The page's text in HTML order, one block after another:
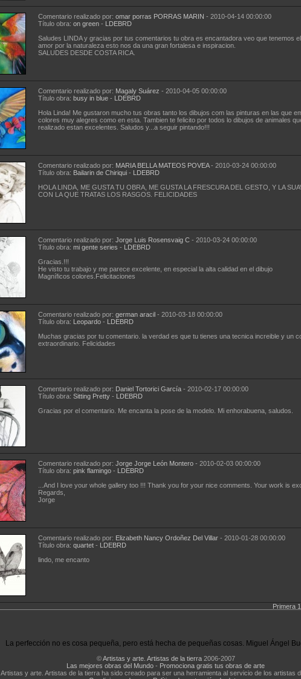
Comentario realizado por: omar porras PORRAS MARIN - 2010-04-14 00:00:00
Título obra: on green- LDEBRD
Saludes LINDA y gracias por tus comentarios tu obra es encantadora veo que tenemos
amor por la naturaleza esto nos da una gran fortalesa e inspiracion.
SALUDES DESDE COSTA RICA.
Comentario realizado por: Magaly Suárez - 2010-04-05 00:00:00
Título obra: busy in blue- LDEBRD
Hola Linda! Me gustaron mucho tus obras tanto los dibujos com las pinturas en las que
colores muy alegres como en esta. Tambien te felicito por todos lo dibujos de animales
realizado estan excelentes. Saludos y...a seguir pintando!!!
Comentario realizado por: MARIA BELLA MATEOS POVEA- 2010-03-24 00:00:00
Título obra: Bailarin de Chiriqui- LDEBRD
HOLA LINDA, ME GUSTA TU OBRA, ME GUSTA LA FRESCURA DEL GESTO, Y LA
CON LA QUE TRATAS LOS RASGOS. FELICIDADES
Comentario realizado por: Jorge Luis Rosensvaig C- 2010-03-24 00:00:00
Título obra: mi gente series - LDEBRD
Gracias.!!!
He visto tu trabajo y me parece excelente, en especial la alta calidad en el dibujo
Magníficos colores.Felicitaciones
Comentario realizado por: german aracil- 2010-03-18 00:00:00
Título obra: Leopardo- LDEBRD
Muchas gracias por tu comentario. la verdad es que tu tienes una tecnica increible y un
extraordinario. Felicidades
Comentario realizado por: Daniel Tortorici García- 2010-02-17 00:00:00
Título obra: Sitting Pretty- LDEBRD
Gracias por el comentario. Me encanta la pose de la modelo. Mi enhorabuena, saludos.
Comentario realizado por: Jorge Jorge León Montero- 2010-02-03 00:00:00
Título obra: pink flamingo- LDEBRD
...And I love your whole gallery too !!! Thank you for your nice comments. Your work is
Regards,
Jorge
Comentario realizado por: Elizabeth Nancy Ordoñez Del Villar- 2010-01-28 00:00:00
Título obra: quartet- LDEBRD
lindo, me encanto
Primera 1
La perfección no es cosa pequeña, pero está hecha de pequeñas cosas. Miguel Ángel
©Artistas y arte. Artistas de la tierra2006-2007
Las mejores obras del Mundo - Promociona gratis tus obras de arte
Artistas y arte. Artistas de la tierra ha sido creado para ser una herramienta al servicio de los artistas